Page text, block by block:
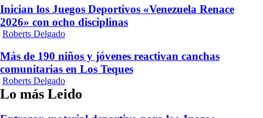
Inician los Juegos Deportivos «Venezuela Renace
2026» con ocho disciplinas
Roberts Delgado
Más de 190 niños y jóvenes reactivan canchas
comunitarias en Los Teques
Roberts Delgado
Lo más Leido